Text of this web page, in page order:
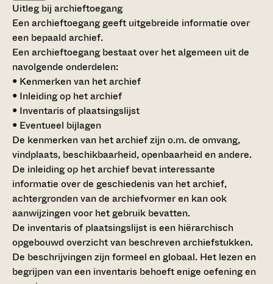
Uitleg bij archieftoegang
Een archieftoegang geeft uitgebreide informatie over
een bepaald archief.
Een archieftoegang bestaat over het algemeen uit de
navolgende onderdelen:
• Kenmerken van het archief
• Inleiding op het archief
• Inventaris of plaatsingslijst
• Eventueel bijlagen
De kenmerken van het archief zijn o.m. de omvang,
vindplaats, beschikbaarheid, openbaarheid en andere.
De inleiding op het archief bevat interessante
informatie over de geschiedenis van het archief,
achtergronden van de archiefvormer en kan ook
aanwijzingen voor het gebruik bevatten.
De inventaris of plaatsingslijst is een hiërarchisch
opgebouwd overzicht van beschreven archiefstukken.
De beschrijvingen zijn formeel en globaal. Het lezen en
begrijpen van een inventaris behoeft enige oefening en